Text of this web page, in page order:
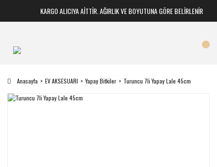
KARGO ALICIYA AİTTİR. AĞIRLIK VE BOYUTUNA GÖRE BELİRLENİR
Anasayfa EV AKSESUARI Yapay Bitkiler Turuncu 7li Yapay Lale 45cm